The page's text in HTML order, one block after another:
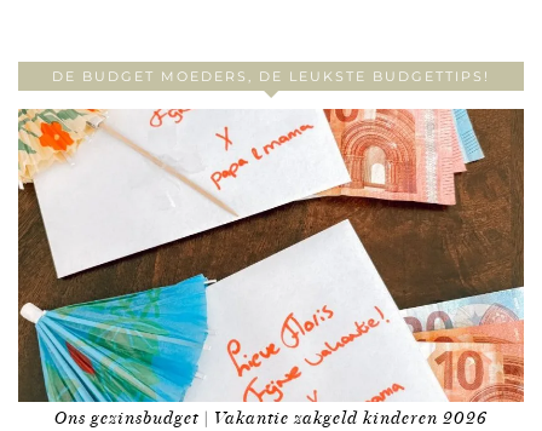
DE BUDGET MOEDERS, DE LEUKSTE BUDGETTIPS!
Ons gezinsbudget | Vakantie zakgeld kinderen 2026